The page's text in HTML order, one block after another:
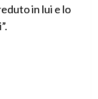
in lui e lo